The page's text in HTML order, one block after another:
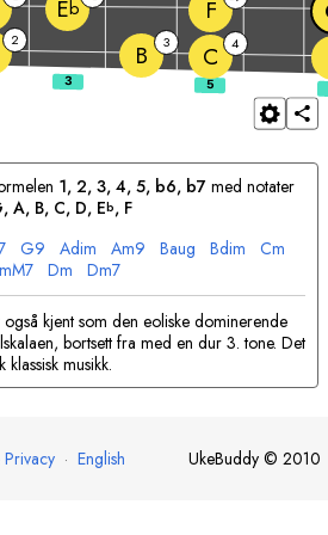
2 B 3 C 4
Eb F
1, 2, 3, 4, 5, b6, b7 med notater
, A, B, C, D, Eb, F
G9 Adim Am9 Baug Bdim Cm
mM7 Dm Dm7
kjent som den eoliske dominerende
bortsett fra med en dur 3. tone. Det
musikk.
· English UkeBuddy © 2010